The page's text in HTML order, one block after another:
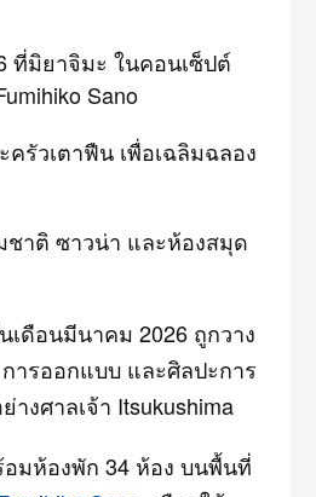
ที่มิยาจิมะ ในคอนเซ็ปต์
Sano
รัวเตาฟืน เพื่อเฉลิมฉลอง
ชาติ ซาวน่า และห้องสมุด
เดือนมีนาคม 2026 ถูกวาง
ารออกแบบ และศิลปะการ
งศาลเจ้า Itsukushima
อมห้องพัก 34 ห้อง บนพื้นที่